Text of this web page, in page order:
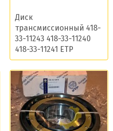
Диск
трансмиссионный 418-
33-11243 418-33-11240
418-33-11241 ETP